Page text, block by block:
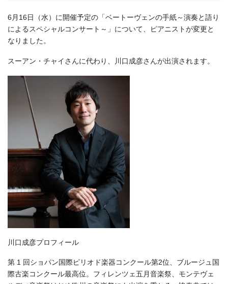
6月16日（水）に開催予定の「ベートーヴェンの手紙～演奏と語り
によるスペシャルコンサート～」について、ピアニストが変更と
なりました。
スーアン・チャイさんに代わり、川口成彦さんが出演されます。
川口成彦プロフィール
第 1 回ショパン国際ピリオド楽器コンクール第2位、ブルージュ国
際古楽コンクール最高位。フィレンツェ五月音楽祭、モンテヴェ